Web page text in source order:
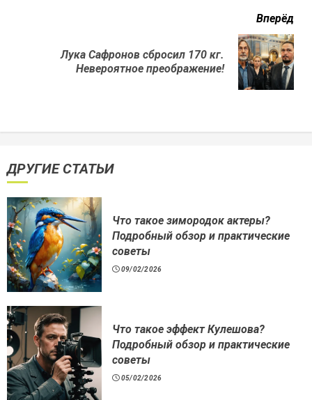
Вперёд
Лука Сафронов сбросил 170 кг.
Невероятное преображение!
ДРУГИЕ СТАТЬИ
Что такое зимородок актеры?
Подробный обзор и практические
советы
09/02/2026
Что такое эффект Кулешова?
Подробный обзор и практические
советы
05/02/2026